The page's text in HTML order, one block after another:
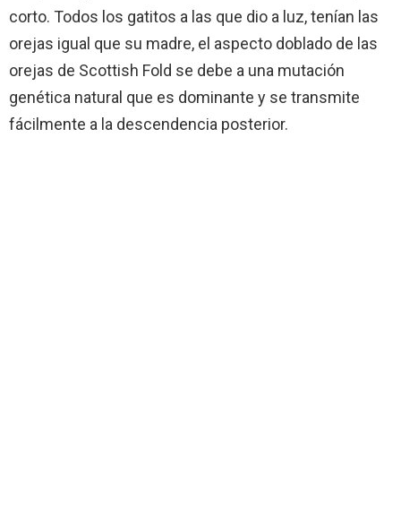
corto. Todos los gatitos a las que dio a luz, tenían las
orejas igual que su madre, el aspecto doblado de las
orejas de Scottish Fold se debe a una mutación
genética natural que es dominante y se transmite
fácilmente a la descendencia posterior.